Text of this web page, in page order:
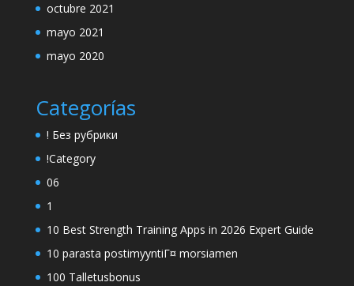
octubre 2021
mayo 2021
mayo 2020
Categorías
! Без рубрики
!Category
06
1
10 Best Strength Training Apps in 2026 Expert Guide
10 parasta postimyyntiГ¤ morsiamen
100 Talletusbonus